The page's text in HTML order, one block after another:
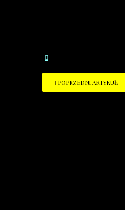
POPRZEDNI ARTYKUŁ